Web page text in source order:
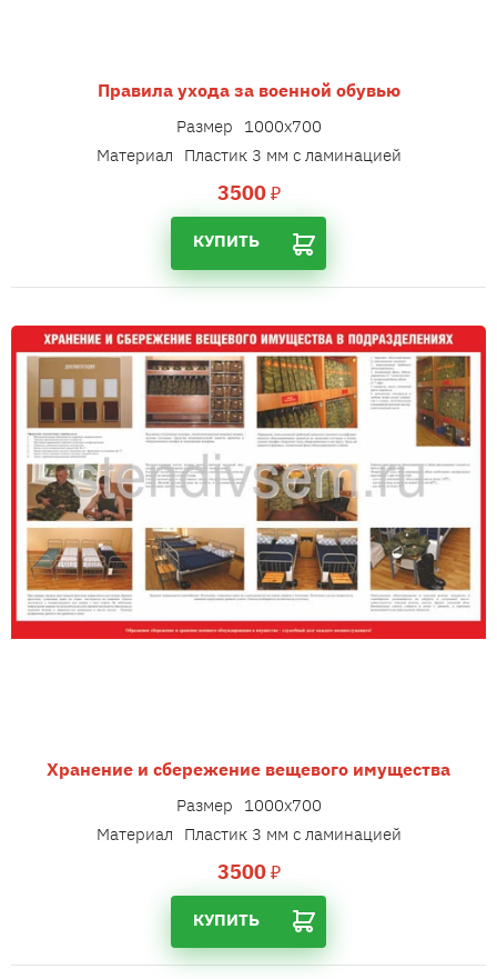
Правила ухода за военной обувью
Размер 1000х700
Материал Пластик 3 мм с ламинацией
3500 ₽
КУПИТЬ
Хранение и сбережение вещевого имущества
Размер 1000х700
Материал Пластик 3 мм с ламинацией
3500 ₽
КУПИТЬ